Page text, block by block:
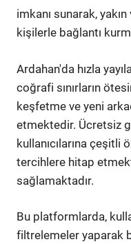
imkanı sunarak,
kişilerle bağlantı
Ardahan'da hızla
coğrafi sınırların
keşfetme ve yeni
etmektedir. Ücretsiz
kullanıcılarına
tercihlere hitap
sağlamaktadır.
Bu platformlarda,
filtrelemeler yaparak